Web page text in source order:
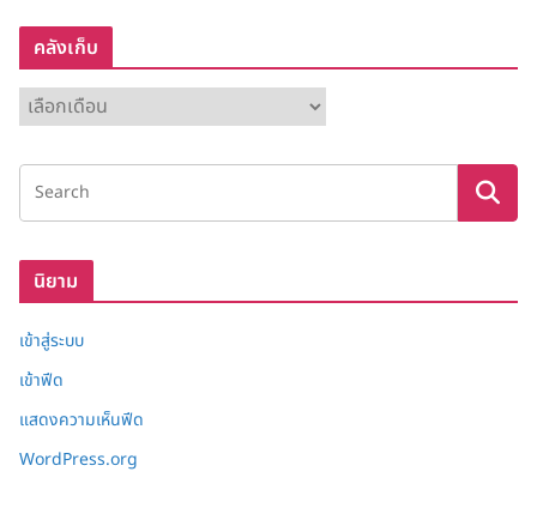
คลังเก็บ
ลั
ง
ก็
นิยาม
เข้าสู่ระบบ
เข้าฟีด
แสดงความเห็นฟีด
WordPress.org